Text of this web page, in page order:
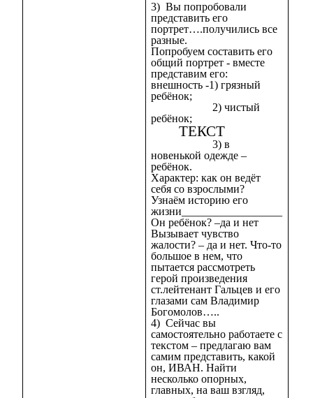
3) Вы попробовали
представить его
портрет….получились все
разные.
Попробуем составить его
общий портрет - вместе
представим его:
внешность -1) грязный
ребёнок;
2) чистый
ребёнок;
ТЕКСТ
3) в
новенькой одежде –
ребёнок.
Характер: как он ведёт
себя со взрослыми?
Узнаём историю его
жизни__________________
Он ребёнок? –да и нет
Вызывает чувство
жалости? – да и нет. Что-то
большое в нем, что
пытается рассмотреть
герой произведения
ст.лейтенант Гальцев и его
глазами сам Владимир
Богомолов…..
4) Сейчас вы
самостоятельно работаете с
текстом – предлагаю вам
самим представить, какой
он, ИВАН. Найти
несколько опорных,
главных, на ваш взгляд,